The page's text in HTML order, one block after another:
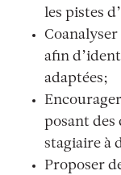
les pistes
afin
adaptées;
posant des
stagiaire à
Proposer